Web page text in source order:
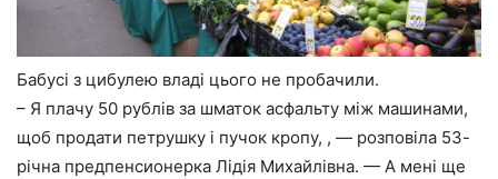
Бабусі з цибулею владі цього не пробачили.
– Я плачу 50 рублів за шматок асфальту між машинами,
щоб продати петрушку і пучок кропу, , — розповіла 53-
річна предпенсионерка Лідія Михайлівна. — А мені ще